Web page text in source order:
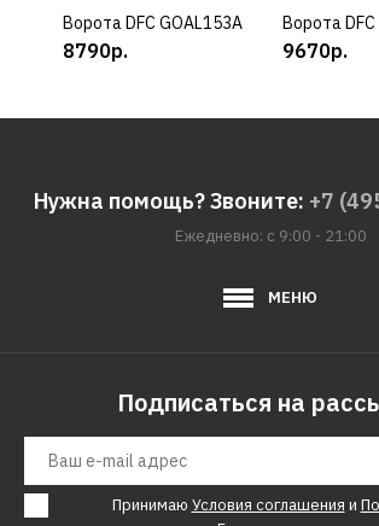
КУПИТЬ
Ворота DFC GOAL153A
8790р.
Ворота
9670р.
Нужна помощь? Звоните: +7
Ежедневно: с 9:00 - 21:00
МЕНЮ
Подписаться на
Принимаю Условия соглашения и